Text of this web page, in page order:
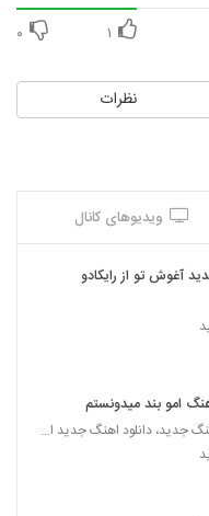
۱ ۰
نظرات
ویدیوهای کانال
آغوش تو از رایکادو
امو بند میدونستم
دانلود آهنگ جدید، دانلود اهنگ جدید ایرانی